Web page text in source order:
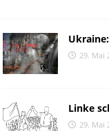
29. Mai
Linke
29. Mai